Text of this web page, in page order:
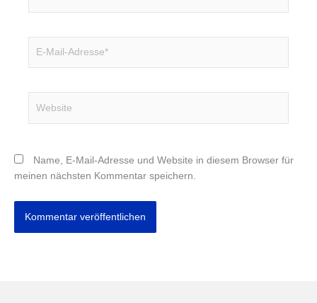
Name, E-Mail-Adresse und Website in diesem Browser für
meinen nächsten Kommentar speichern.